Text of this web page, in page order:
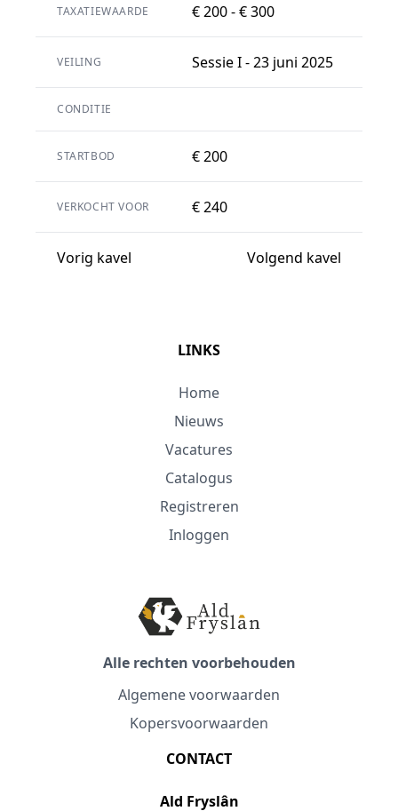
TAXATIEWAARDE € 200 - € 300
VEILING Sessie I - 23 juni 2025
CONDITIE
STARTBOD € 200
VERKOCHT VOOR € 240
Vorig kavel Volgend kavel
LINKS
Home
Nieuws
Vacatures
Catalogus
Registreren
Inloggen
Alle rechten voorbehouden
Algemene voorwaarden
Kopersvoorwaarden
CONTACT
Ald Fryslân